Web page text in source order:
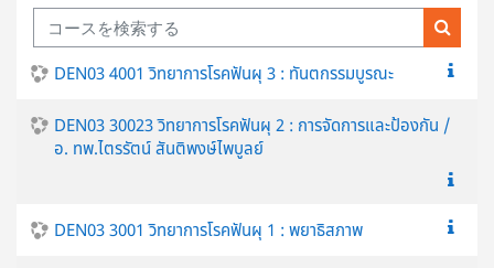
コースを検索する
コー
DEN03 4001 วิทยาการโรคฟันผุ 3 : ทันตกรรมบูรณะ
DEN03 30023 วิทยาการโรคฟันผุ 2 : การจัดการและป้องกัน /
อ. ทพ.ไตรรัตน์ สันติพงษ์ไพบูลย์
DEN03 3001 วิทยาการโรคฟันผุ 1 : พยาธิสภาพ